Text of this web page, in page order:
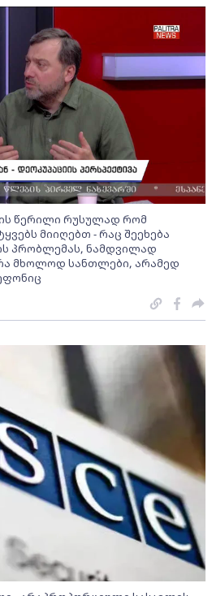
წერილი რუსულად რომ
მიიღებთ - რაც შეეხება
პრობლემას, ნამდვილად
მხოლოდ სანთლები, არამედ